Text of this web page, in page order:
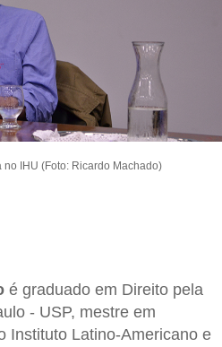
no IHU (Foto: Ricardo Machado)
é graduado em Direito pela
- USP, mestre em
Instituto Latino-Americano e